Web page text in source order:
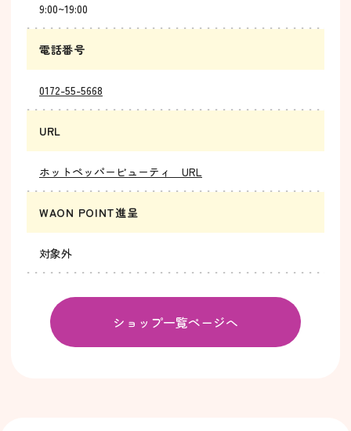
9:00~19:00
電話番号
0172-55-5668
URL
ホットペッパービューティ URL
WAON POINT進呈
対象外
ショップ一覧ページへ